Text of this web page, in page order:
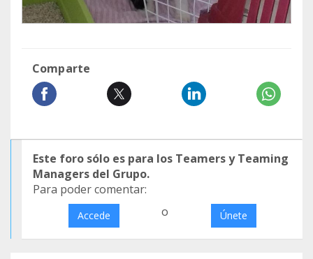
Comparte
Este foro sólo es para los Teamers y Teaming
Managers del Grupo.
Para poder comentar:
Accede o Únete